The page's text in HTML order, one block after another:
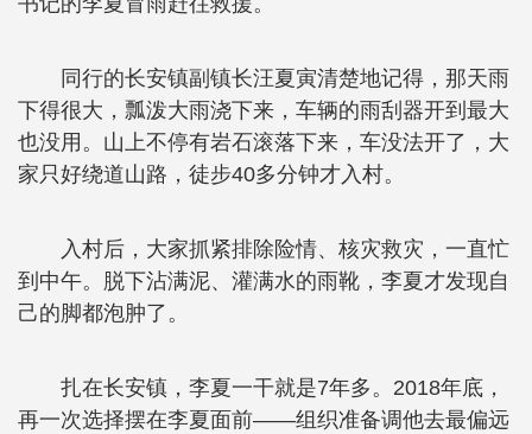
同行的长安镇副镇长汪夏寅清楚地记得，那天雨
下得很大，瓢泼大雨浇下来，车辆的雨刮器开到最大
也没用。山上不停有岩石滚落下来，车没法开了，大
家只好绕道山路，徒步40多分钟才入村。
入村后，大家抓紧排除险情、核灾救灾，一直忙
到中午。脱下沾满泥、灌满水的雨靴，李夏才发现自
己的脚都泡肿了。
扎在长安镇，李夏一干就是7年多。2018年底，
再一次选择摆在李夏面前——组织准备调他去最偏远